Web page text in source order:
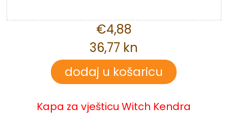
€4,88
36,77 kn
Kapa za vješticu Witch Kendra